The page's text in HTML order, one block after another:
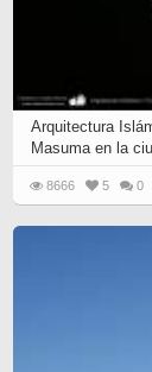
Arquitectura
Masuma en la
8666 5 0